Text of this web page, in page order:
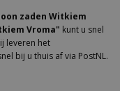
zaden Witkiem
Vroma" kunt u snel
leveren het
bij u thuis af via PostNL.